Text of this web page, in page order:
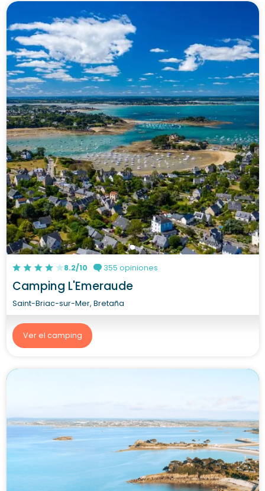
8.2/10 355 opiniones
Camping L'Emeraude
Saint-Briac-sur-Mer, Bretaña
Ver el camping